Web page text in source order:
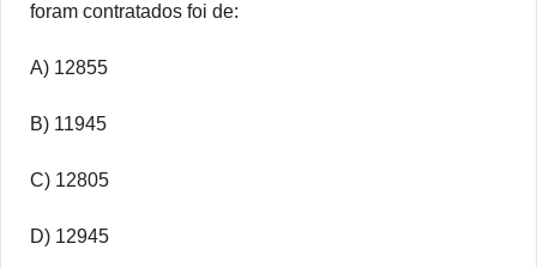
foram contratados foi de:
A) 12855
B) 11945
C) 12805
D) 12945